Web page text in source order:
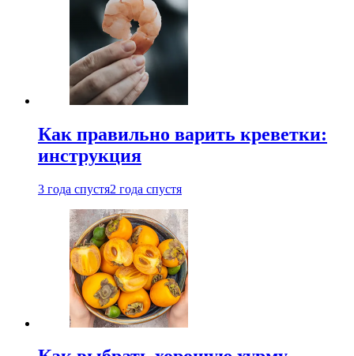
Как правильно варить креветки:
инструкция
3 года спустя2 года спустя